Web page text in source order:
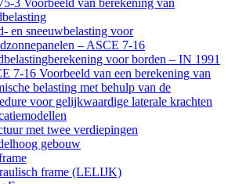
3 Voorbeeld van berekening van
en sneeuwbelasting voor
– ASCE 7-16
voor borden – IN 1991
7-16 Voorbeeld van een berekening van
belasting met behulp van de
voor gelijkwaardige laterale krachten
met twee verdiepingen
gebouw
frame (LELIJK)